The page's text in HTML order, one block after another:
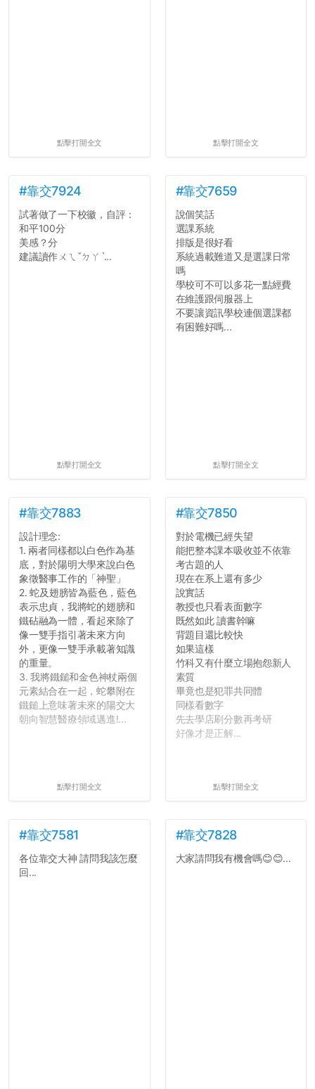
點擊打開全文 點擊打開全文
#靠交7924
試著做了一下校徽，自評：
和平100分
美感？分
建議讀作ㄨㄟˇㄉㄚˋ...
點擊打開全文
#靠交7659
說個笑話
選課系統
排版是很好看
系統過載難道又是選課日常
嗎
學校可不可以多花一點經費
在維護跟伺服器上
不要讓資訊學校連個選課都
有困難好嗎...
點擊打開全文
#靠交7883
設計理念:
1. 兩者同樣都以白色作為基
底，對於陽明大學來說白色
象徵醫事工作的「神聖」
2. 蛇及翅膀皆為藍色，藍色
表示忠貞，我將蛇的翅膀和
鐵砧融為一體，看起來除了
像一雙手指引著未來方向
外，更像一雙手承載著知識
的重量。
3. 我將鐵鎚和金色神杖兩個
元素結合在一起，蛇攀附在
鐵鎚上意味著未來的陽交大
朝向智慧醫療領域邁進!...
點擊打開全文
#靠交7850
對於電機已經失望
能把整本課本吸收並不依靠
考古題的人
現在在系上還有多少
說實話
教授也只看表面數字
既然如此 讀書幹嘛
背題目還比較快
如果這樣
竹科又有什麼立場抱怨新人
素質
畢竟也是犯罪共同體
同樣看數字
先去學店刷分數再考研
好像才是正解...
點擊打開全文
#靠交7581
各位靠交大神 請問我該怎麼
回...
#靠交7828
大家請問我有機會嗎😊😊...